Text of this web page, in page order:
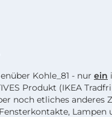
Kohle_81 - nur ein
Produkt (IKEA
noch etliches anderes
Lampen